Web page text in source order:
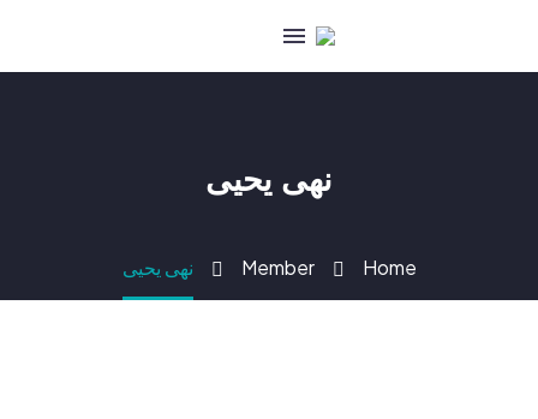
نهى يحيى
Home
Member نهى يحيى